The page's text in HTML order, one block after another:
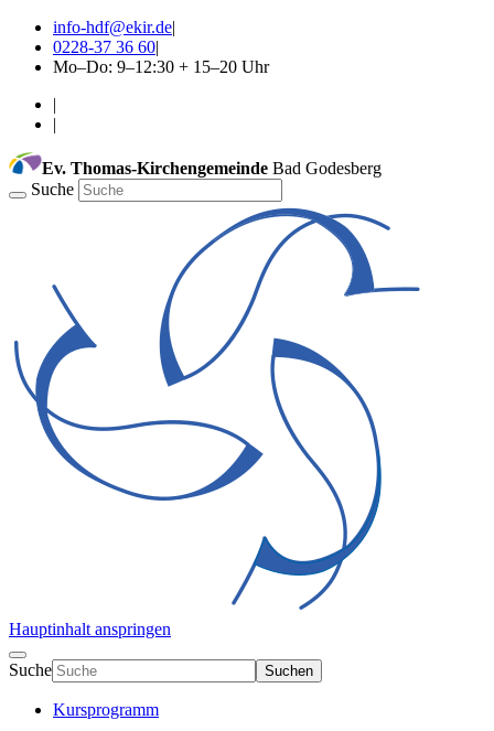
info-hdf@ekir.de|
0228-37 36 60|
Mo–Do: 9–12:30 + 15–20 Uhr
|
|
Ev. Thomas-Kirchengemeinde Bad Godesberg
Suche
Hauptinhalt anspringen
Suche Suchen
Kursprogramm